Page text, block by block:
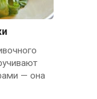
— она